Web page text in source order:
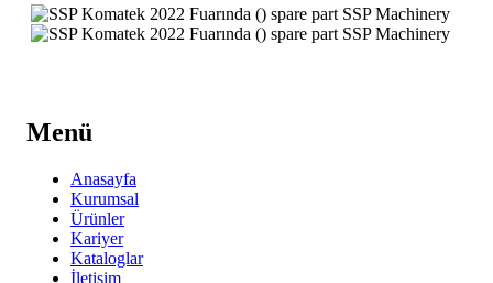
Menü
Anasayfa
Kurumsal
Ürünler
Kariyer
Kataloglar
İletişim